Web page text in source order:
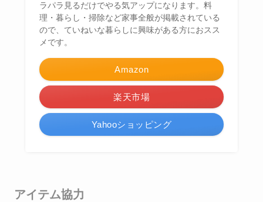
ラパラ見るだけでやる気アップになります。料
理・暮らし・掃除など家事全般が掲載されている
ので、ていねいな暮らしに興味がある方におスス
メです。
Amazon
楽天市場
Yahooショッピング
アイテム協力